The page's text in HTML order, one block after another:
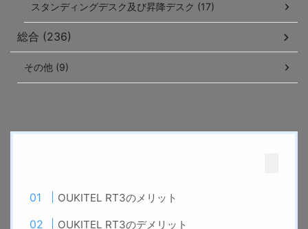
スタンディングデスク及び昇降デスク (17)
総合 (236)
その他 (9)
OUKITEL RT3のメリット
OUKITEL RT3のデメリット